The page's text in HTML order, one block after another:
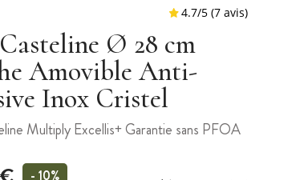
Ø 28 cm
Amovible Anti-
Inox Cristel
Multiply Excellis+ Garantie sans PFOA
- 10%